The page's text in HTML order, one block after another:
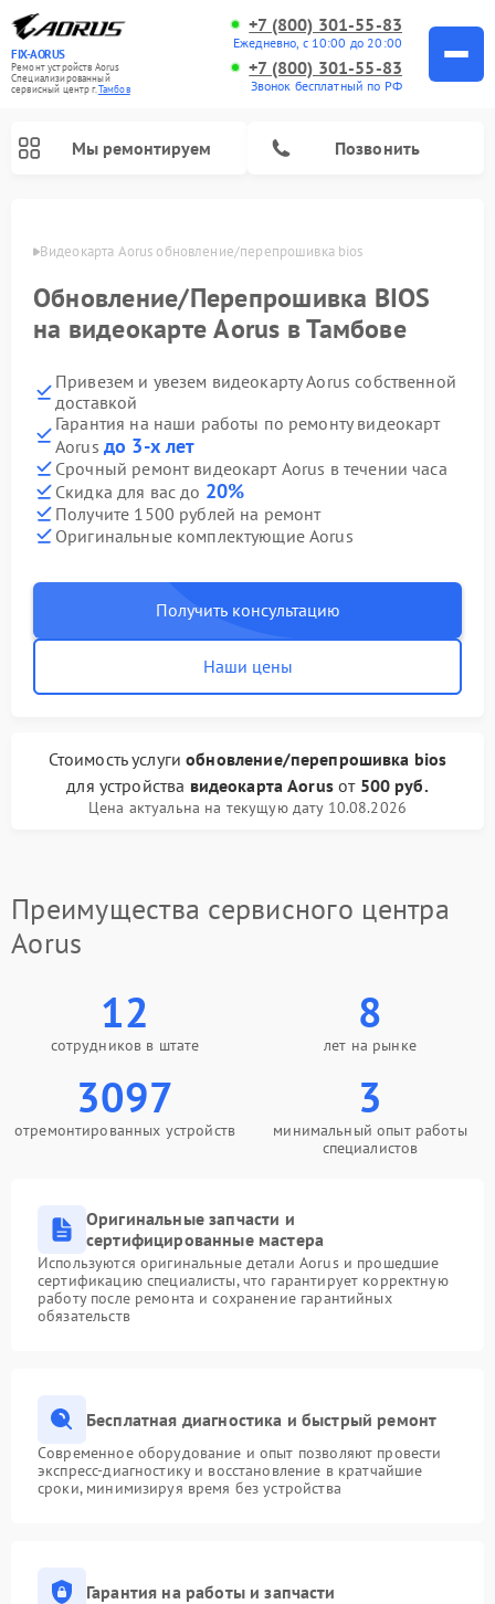
FIX-AORUS
Ремонт устройств Aorus
Специализированный
cервисный центр г.Тамбов
+7 (800) 301-55-83
Ежедневно, с 10:00 до 20:00
+7 (800) 301-55-83
Звонок бесплатный по РФ
Мы ремонтируем Позвонить
Видеокарта Aorus обновление/перепрошивка bios
Обновление/Перепрошивка BIOS
на видеокарте Aorus в Тамбове
Привезем и увезем видеокарту Aorus собственной
доставкой
Гарантия на наши работы по ремонту видеокарт
Aorus до 3-х лет
Срочный ремонт видеокарт Aorus в течении часа
Скидка для вас до 20%
Получите 1500 рублей на ремонт
Оригинальные комплектующие Aorus
Получить консультацию
Наши цены
Стоимость услугиобновление/перепрошивка bios
для устройства видеокарта Aorusот 500 руб.
Цена актуальна на текущую дату 10.08.2026
Преимущества сервисного центра
Aorus
12
сотрудников в штате
8
лет на рынке
3097
отремонтированных устройств
3
минимальный опыт работы
специалистов
Оригинальные запчасти и
сертифицированные мастера
Используются оригинальные детали Aorus и прошедшие
сертификацию специалисты, что гарантирует корректную
работу после ремонта и сохранение гарантийных
обязательств
Бесплатная диагностика и быстрый ремонт
Современное оборудование и опыт позволяют провести
экспресс-диагностику и восстановление в кратчайшие
сроки, минимизируя время без устройства
Гарантия на работы и запчасти